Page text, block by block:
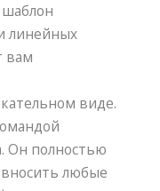
линейных
вам
виде.
Он полностью
любые